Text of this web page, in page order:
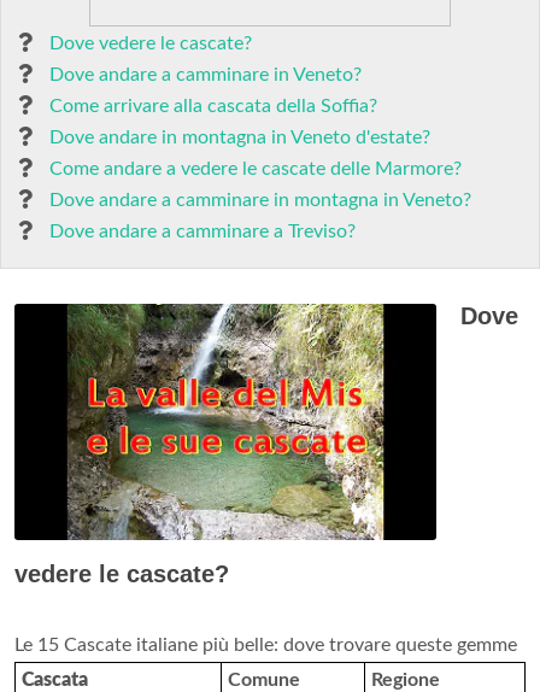
Dove vedere le cascate?
Dove andare a camminare in Veneto?
Come arrivare alla cascata della Soffia?
Dove andare in montagna in Veneto d'estate?
Come andare a vedere le cascate delle Marmore?
Dove andare a camminare in montagna in Veneto?
Dove andare a camminare a Treviso?
Dove
vedere le cascate?
Le 15 Cascate italiane più belle: dove trovare queste gemme
Cascata
Comune
Regione